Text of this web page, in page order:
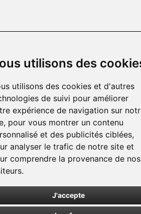
utilisons des
utilisons des cookies et d'autres
de suivi pour améliorer
expérience de navigation sur
pour vous montrer un contenu
et des publicités ciblées,
analyser le trafic de notre site et
comprendre la provenance de nos
J'accepte